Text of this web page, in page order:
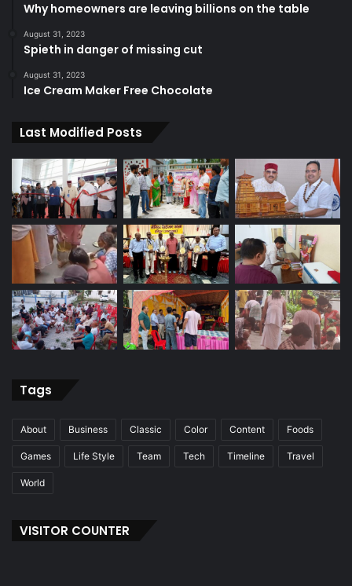
Why homeowners are leaving billions on the table
August 31, 2023
Spieth in danger of missing cut
August 31, 2023
Ice Cream Maker Free Chocolate
Last Modified Posts
Tags
About Business Classic Color Content Foods
Games Life Style Team Tech Timeline Travel
World
VISITOR COUNTER